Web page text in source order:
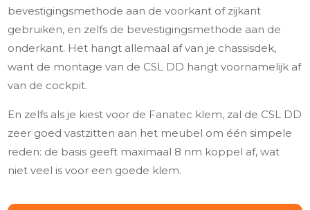
bevestigingsmethode aan de voorkant of zijkant
gebruiken, en zelfs de bevestigingsmethode aan de
onderkant. Het hangt allemaal af van je chassisdek,
want de montage van de CSL DD hangt voornamelijk af
van de cockpit.
En zelfs als je kiest voor de Fanatec klem, zal de CSL DD
zeer goed vastzitten aan het meubel om één simpele
reden: de basis geeft maximaal 8 nm koppel af, wat
niet veel is voor een goede klem.